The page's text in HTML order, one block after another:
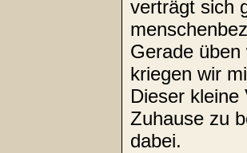
verträgt sich
Gerade
kriegen wir
Dieser
Zuhause zu
dabei.